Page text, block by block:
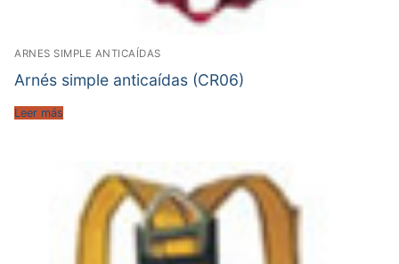
ARNES SIMPLE ANTICAÍDAS
Arnés simple anticaídas (CR06)
Leer más